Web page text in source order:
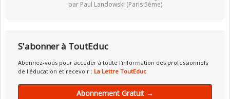
par Paul Landowski (Paris 5ème)
S'abonner à ToutEduc
Abonnez-vous pour accéder à toute l'information des professionnels
de l'éducation et recevoir : La Lettre ToutEduc
Abonnement Gratuit →